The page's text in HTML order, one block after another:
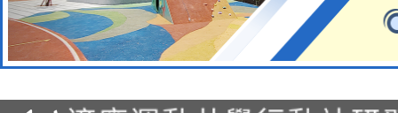
本校115學年度第2次